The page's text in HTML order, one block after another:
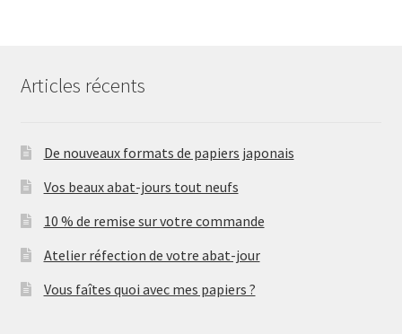
Articles récents
De nouveaux formats de papiers japonais
Vos beaux abat-jours tout neufs
10 % de remise sur votre commande
Atelier réfection de votre abat-jour
Vous faîtes quoi avec mes papiers ?